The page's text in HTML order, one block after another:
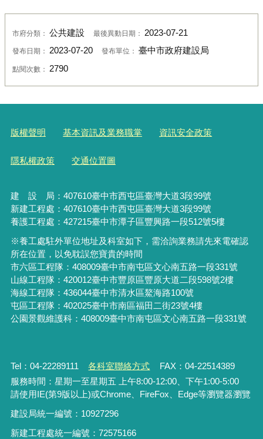
市府分類： 公共建設 最後異動日期： 2023-07-21
發布日期： 2023-07-20 發布單位： 臺中市政府建設局
點閱次數： 2790
版權聲明 基本資訊及業務職掌 資訊安全政策
隱私權政策 交通位置圖
建 設 局： 407610臺中市西屯區臺灣大道3段99號
新建工程處：407610臺中市西屯區臺灣大道3段99號
養護工程處：427215臺中市潭子區豐興路一段512號5樓
※養工處駐外單位地址及科室如下，需洽詢業務請先來電確認
所在位置，以免耽誤您寶貴的時間
市六區工程隊：408009臺中市南屯區文心南五路一段331號
山線工程隊：420012臺中市豐原區豐原大道二段598號2樓
海線工程隊：436044臺中市清水區鰲海路100號
屯區工程隊：402025臺中市南區福田二街23號4樓
公園景觀維護科：408009臺中市南屯區文心南五路一段331號
Tel：04-22289111 各科室聯絡方式
FAX：04-22514389
服務時間：星期一至星期五 上午8:00-12:00、下午1:00-5:00
請使用IE(第9版以上)或Chrome、FireFox、Edge等瀏覽器瀏覽
建設局統一編號：10927296
新建工程處統一編號 ： 72575166